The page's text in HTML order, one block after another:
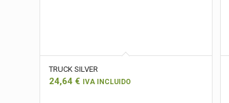
TRUCK SILVER
24,64 € IVA INCLUIDO